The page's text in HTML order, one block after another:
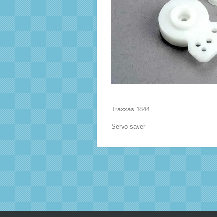
Traxxas 1844
Servo saver